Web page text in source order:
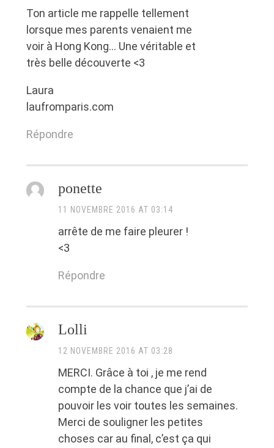
Ton article me rappelle tellement
lorsque mes parents venaient me
voir à Hong Kong… Une véritable et
très belle découverte <3
Laura
laufromparis.com
Répondre
ponette
11 NOVEMBRE 2016 AT 03:14
arrête de me faire pleurer !
<3
Répondre
Lolli
12 NOVEMBRE 2016 AT 03:28
MERCI. Grâce à toi , je me rend
compte de la chance que j’ai de
pouvoir les voir toutes les semaines.
Merci de souligner les petites
choses car au final, c’est ça qui